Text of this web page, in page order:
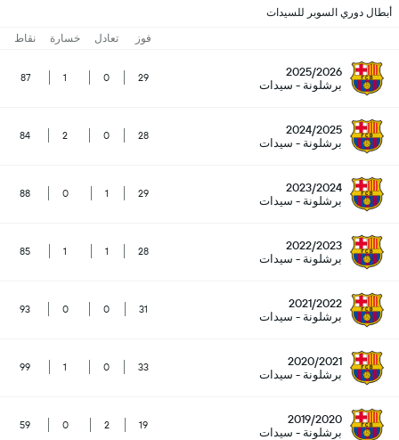
أبطال دوري السوبر للسيدات
فوز تعادل خسارة نقاط
2025/2026
برشلونة - سيدات
29
0
1
87
2024/2025
برشلونة - سيدات
28
0
2
84
2023/2024
برشلونة - سيدات
29
1
0
88
2022/2023
برشلونة - سيدات
28
1
1
85
2021/2022
برشلونة - سيدات
31
0
0
93
2020/2021
برشلونة - سيدات
33
0
1
99
2019/2020
برشلونة - سيدات
19
2
0
59